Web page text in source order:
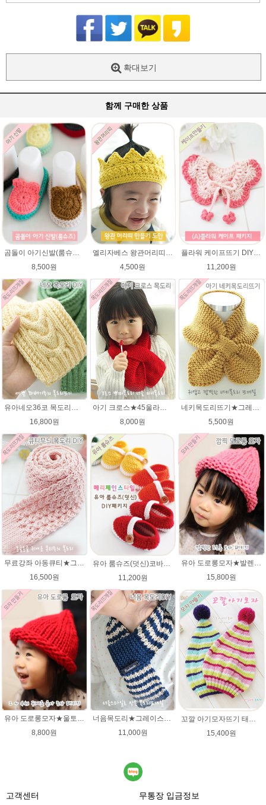
확대보기
함께 구매한 상품
8,500원
4,500원
11,200원
유아네오36코 목도리뜨기★에이미울/유아목도리/아기목도리뜨개질
16,800원
아기 크로스★45울라인 목도리뜨기 쁘띠목도리 너음 미니목도리
8,000원
네키목도리뜨기★그레이스메리노울 미니목도리뜨기
5,500원
무료강좌 아동큐티★그레이스메리노울 뜨개실 유아목도리뜨기 뜨개질
16,500원
유아 룸슈즈(덧신)코바늘뜨기 태교 취미뜨개질 뜨게질 에이미울 뜨개실
11,200원
유아 도로롱모자★발렌타인울 루피망고스타일 모자뜨개질
15,800원
유아 도로롱모자★울토탈 뜨개실 모자뜨기 뜨개질
8,800원
너음목도리★그레이스메리노울 뜨개실 목도리뜨기 뜨개질
11,000원
꼬깔 아기모자뜨기 태교뜨개질 유아모자뜨기 패키지
15,400원
고객센터 무통장 입금정보